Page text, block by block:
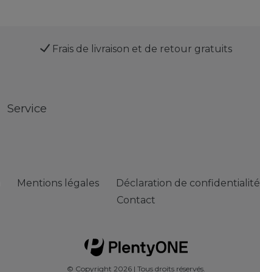
Frais de livraison et de retour gratuits
Service
Mentions légales Déclaration de confidentialité
Contact
© Copyright 2026 | Tous droits réservés.